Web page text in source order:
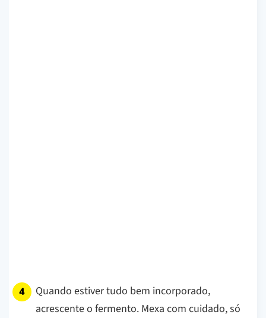
Quando estiver tudo bem incorporado,
acrescente o fermento. Mexa com cuidado, só